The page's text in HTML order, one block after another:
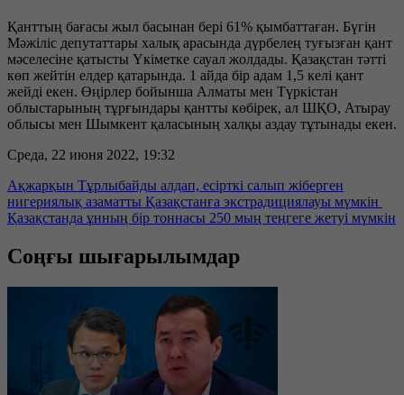
Қанттың бағасы жыл басынан бері 61% қымбаттаған. Бүгін
Мәжіліс депутаттары халық арасында дүрбелең туғызған қант
мәселесіне қатысты Үкіметке сауал жолдады. Қазақстан тәтті
көп жейтін елдер қатарында. 1 айда бір адам 1,5 келі қант
жейді екен. Өңірлер бойынша Алматы мен Түркістан
облыстарының тұрғындары қантты көбірек, ал ШҚО, Атырау
облысы мен Шымкент қаласының халқы аздау тұтынады екен.
Среда, 22 июня 2022, 19:32
Ақжарқын Тұрлыбайды алдап, есірткі салып жіберген
нигериялық азаматты Қазақстанға экстрадициялауы мүмкін
Қазақстанда ұнның бір тоннасы 250 мың теңгеге жетуі мүмкін
Соңғы шығарылымдар